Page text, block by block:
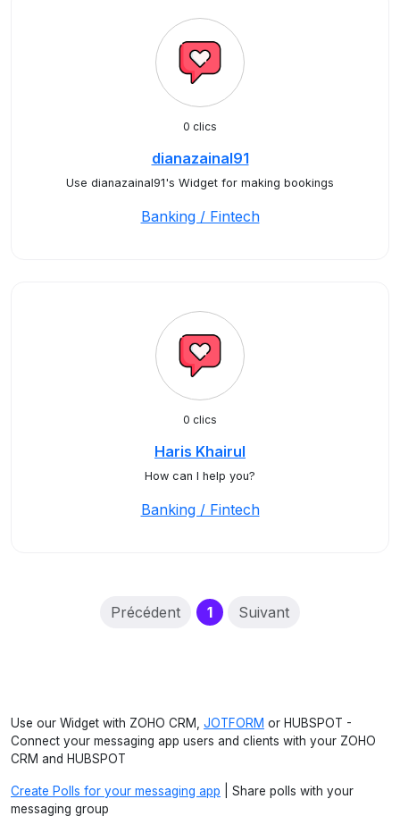
0 clics
dianazainal91
Use dianazainal91's Widget for making bookings
Banking / Fintech
0 clics
Haris Khairul
How can I help you?
Banking / Fintech
Précédent 1(current)
Suivant
Use our Widget with ZOHO CRM, JOTFORM or HUBSPOT -
Connect your messaging app users and clients with your ZOHO
CRM and HUBSPOT
Create Polls for your messaging app | Share polls with your
messaging group